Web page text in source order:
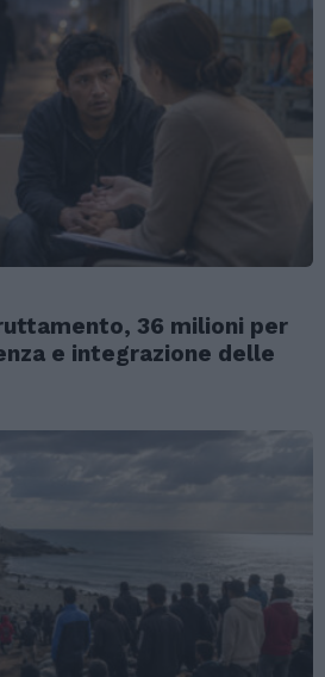
36 milioni per
e integrazione delle